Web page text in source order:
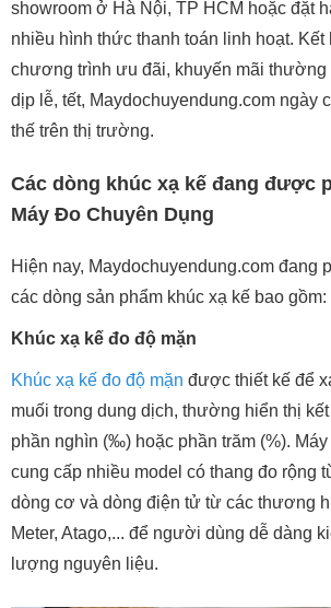
showroom ở Hà Nội, TP HCM hoặc đặt
nhiều hình thức thanh toán linh hoạt.
chương trình ưu đãi, khuyến mãi thường
dịp lễ, tết, Maydochuyendung.com ngày
thế trên thị trường.
Các dòng khúc xạ kế đang được
Máy Đo Chuyên Dụng
Hiện nay, Maydochuyendung.com đang
các dòng sản phẩm khúc xạ kế bao gồm:
Khúc xạ kế đo độ mặn
Khúc xạ kế đo độ mặn được thiết kế để
muối trong dung dịch, thường hiển thị
phần nghìn (‰) hoặc phần trăm (%).
cung cấp nhiều model có thang đo rộng
dòng cơ và dòng điện tử từ các thương
Meter, Atago,... để người dùng dễ dàng
lượng nguyên liệu.